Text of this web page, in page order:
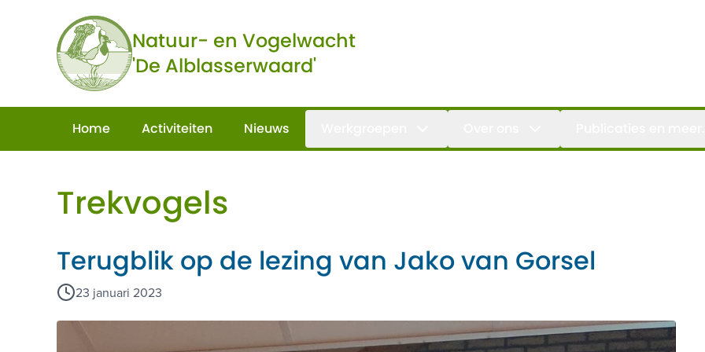
Natuur- en Vogelwacht
'De Alblasserwaard'
Home Activiteiten Nieuws
Trekvogels
Terugblik op de lezing van Jako van Gorsel
23 januari 2023